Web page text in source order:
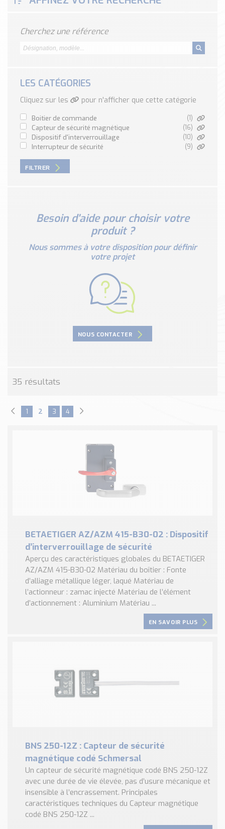
RED LION
IDEM SAFETY
Nos outils et simulateurs
Téléchargement (Logiciels, Documents,..)
Formulaire sonde température
Formulaire Débitmètre
Conseils et Actualités
Catalogue des essentiels pour les brasseries et micro-
Devis, Tarifs, Renseignements techniques
Cherchez une référence
LES CATÉGORIES
Cliquez sur les pour n'afficher que cette catégorie
boitier de commande (1)
capteur de sécurité magnétique (16)
dispositif d'interverrouillage (10)
interrupteur de sécurité (9)
FILTRER
Besoin d'aide pour choisir votre
produit ?
Nous sommes à votre disposition pour définir
votre projet
NOUS CONTACTER
35 résultats
1 2 3 4
BETAETIGER AZ/AZM 415-B30-02 : Dispositif
d’interverrouillage de sécurité
Aperçu des caractéristiques globales du BETAETIGER
AZ/AZM 415-B30-02 Matériau du boîtier : Fonte
d’alliage métallique léger, laqué Matériau de
l’actionneur : zamac injecté Matériau de l’élément
d’actionnement : Aluminium Matériau ...
EN SAVOIR PLUS
BNS 250-12Z : Capteur de sécurité
magnétique codé Schmersal
Un capteur de sécurité magnétique codé BNS 250-12Z
avec une durée de vie élevée, pas d’usure mécanique et
insensible à l’encrassement. Principales
caractéristiques techniques du Capteur magnétique
codé BNS 250-12Z ...